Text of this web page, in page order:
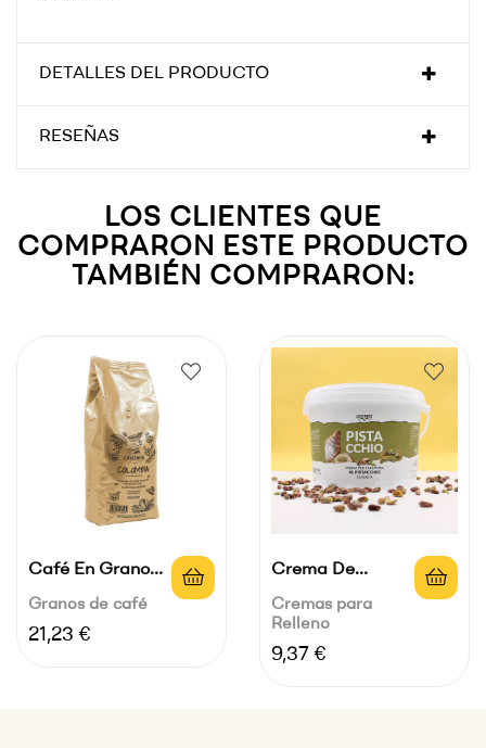
DETALLES DEL PRODUCTO
RESEÑAS
LOS CLIENTES QUE
COMPRARON ESTE PRODUCTO
TAMBIÉN COMPRARON:
Café En Grano
Luscioux...
Granos de café
Precio
21,23 €
Crema De
Pistacho Para...
Cremas para
Relleno
Precio
9,37 €